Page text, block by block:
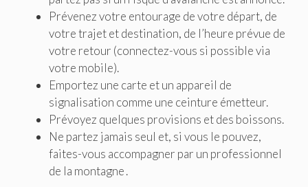
Prévenez votre entourage de votre départ, de
votre trajet et destination, de l’heure prévue de
votre retour (connectez-vous si possible via
votre mobile).
Emportez une carte et un appareil de
signalisation comme une ceinture émetteur.
Prévoyez quelques provisions et des boissons.
Ne partez jamais seul et, si vous le pouvez,
faites-vous accompagner par un professionnel
de la montagne .